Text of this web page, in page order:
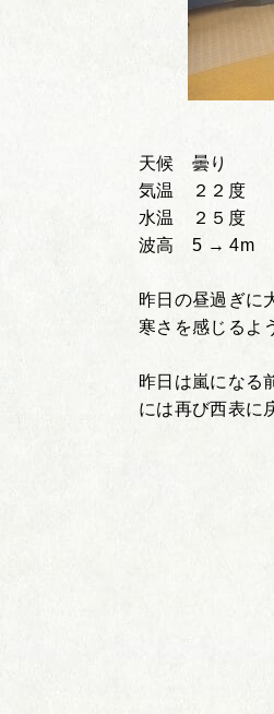
天候 曇り
気温 ２２度
水温 ２５度
波高 5 → 4m
昨日の昼過ぎに
寒さを感じるよ
昨日は嵐になる
には再び西表に